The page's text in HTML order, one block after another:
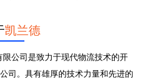
凯兰德
司是致力于现代物流技术的开
司。具有雄厚的技术力量和先进的